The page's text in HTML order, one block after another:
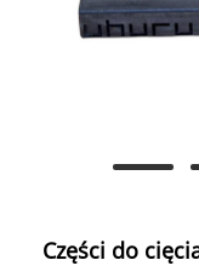
Części do